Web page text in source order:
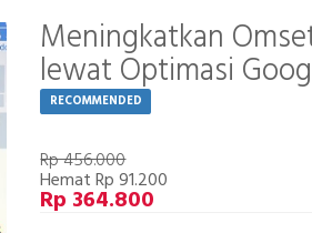
Meningkatkan
lewat Optimasi
RECOMMENDED
Rp 456.000
Hemat Rp 91.200
Rp 364.800